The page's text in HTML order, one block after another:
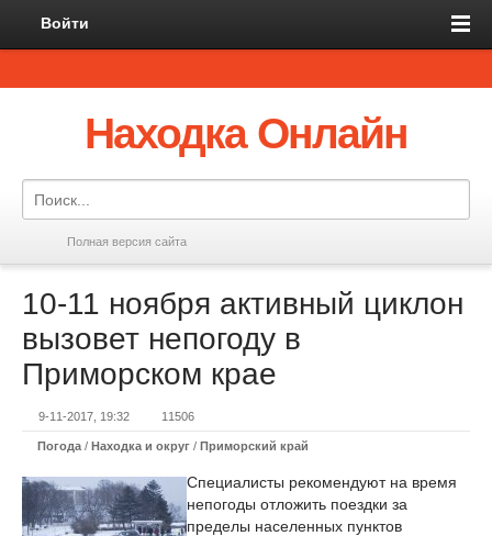
Войти
Находка Онлайн
Полная версия сайта
10-11 ноября активный циклон
вызовет непогоду в
Приморском крае
9-11-2017, 19:32 11506
Погода / Находка и округ / Приморский край
Специалисты рекомендуют на время
непогоды отложить поездки за
пределы населенных пунктов